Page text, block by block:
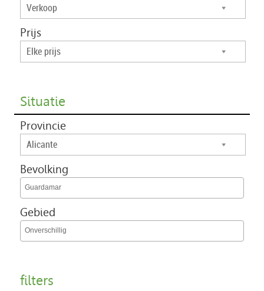
Verkoop
Prijs
Elke prijs
Situatie
Provincie
Alicante
Bevolking
Guardamar
Gebied
Onverschillig
filters